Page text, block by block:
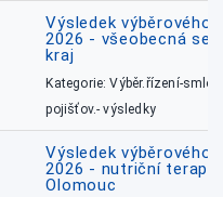
Výsledek výběrového
2026 - všeobecná
kraj
Kategorie: Výběr.řízení-
pojišťov.- výsledky
Výsledek výběrového
2026 - nutriční
Olomouc